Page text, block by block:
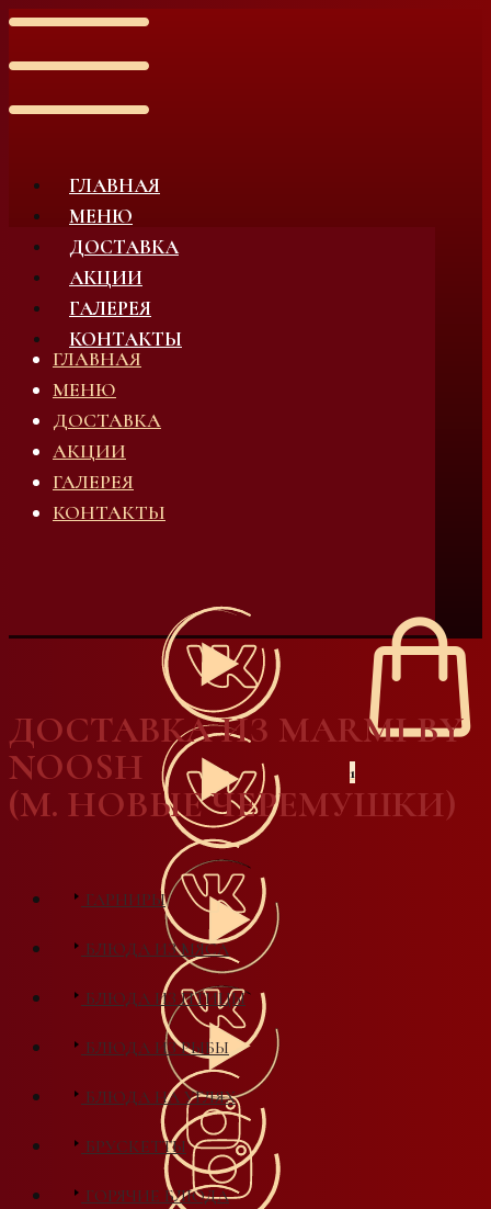
ГЛАВНАЯ
МЕНЮ
ДОСТАВКА
АКЦИИ
ГАЛЕРЕЯ
КОНТАКТЫ
ГЛАВНАЯ
МЕНЮ
ДОСТАВКА
АКЦИИ
ГАЛЕРЕЯ
КОНТАКТЫ
1
ДОСТАВКА ИЗ MARMI BY
NOOSH
(М. НОВЫЕ ЧЕРЕМУШКИ)
ГАРНИРЫ
БЛЮДА ИЗ МЯСА
БЛЮДА ИЗ ПТИЦЫ
БЛЮДА ИЗ РЫБЫ
БЛЮДА НА УГЛЯХ
БРУСКЕТТЫ
ГОРЯЧИЕ БЛЮДА